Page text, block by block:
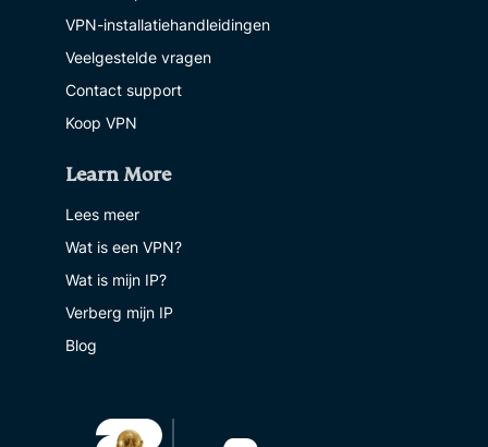
VPN-installatiehandleidingen
Veelgestelde vragen
Contact support
Koop VPN
Learn More
Lees meer
Wat is een VPN?
Wat is mijn IP?
Verberg mijn IP
Blog